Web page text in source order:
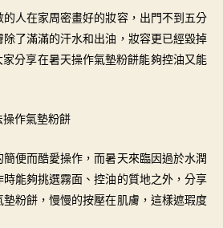
佈
日
期
人在家周密畫好的妝容，出門不到五分
了滿滿的汗水和出油，妝容更已經毀掉
分享在暑天操作氣墊粉餅能夠控油又能
作氣墊粉餅
便而酷愛操作，而暑天來臨因過於水潤
能夠挑選霧面、控油的質地之外，分享
粉餅，慢慢的按壓在肌膚，這樣遮瑕度